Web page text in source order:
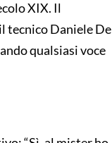
XIX. Il
tecnico Daniele De
qualsiasi voce